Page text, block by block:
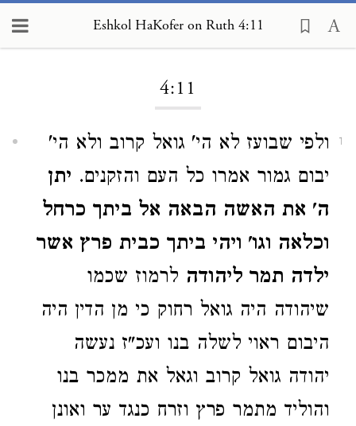
Eshkol HaKofer on Ruth 4:11
4:11
1
ולפי שבועז לא הי' גואל קרוב ולא הי'
יבום גמור אמרו כל העם והזקנים. יתן
ה' את האשה הבאה אל ביתך כרחל
וכלאה וגו' ויהי ביתך כבית פרץ אשר
ילדה תמר ליהודה לרמוז שכמו
שיהודה היה גואל רחוק כי מן הדין היה
היבום ראוי לשלה בנו ועכ"ז נעשה
יהודה גואל קרוב וגאל את ממכר בנו
והוליד מתמר פרץ וזרח כנגד ער ואונן